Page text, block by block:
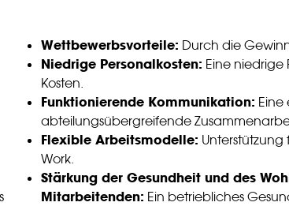
Wettbewerbsvorteile: Durch die
Niedrige Personalkosten: Eine niedrige
Kosten.
Funktionierende Kommunikation: Eine
abteilungsübergreifende
Flexible Arbeitsmodelle:
Work.
Stärkung der Gesundheit und des
Mitarbeitenden: Ein betriebliches